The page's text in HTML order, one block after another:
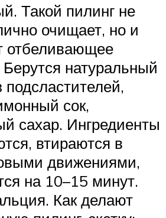
Такой пилинг не
очищает, но и
отбеливающее
натуральный
подсластителей,
сок,
сахар. Ингредиенты
втираются в
движениями,
на 10–15 минут.
Как делают